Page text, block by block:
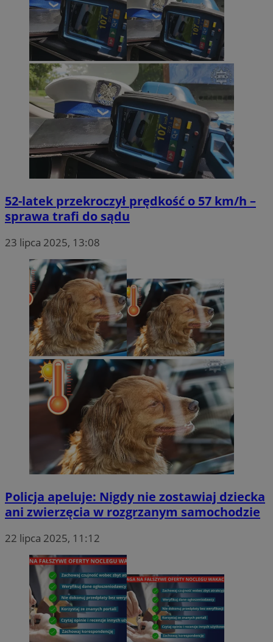
52-latek przekroczył prędkość o 57 km/h –
sprawa trafi do sądu
23 lipca 2025, 13:08
Policja apeluje: Nigdy nie zostawiaj dziecka
ani zwierzęcia w rozgrzanym samochodzie
22 lipca 2025, 11:12